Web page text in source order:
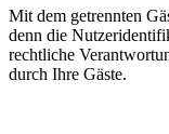
Mit dem getrennten
denn die
rechtliche
durch Ihre Gäste.